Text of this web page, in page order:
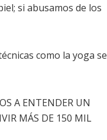
si abusamos de los
como la yoga se
A ENTENDER UN
MÁS DE 150 MIL